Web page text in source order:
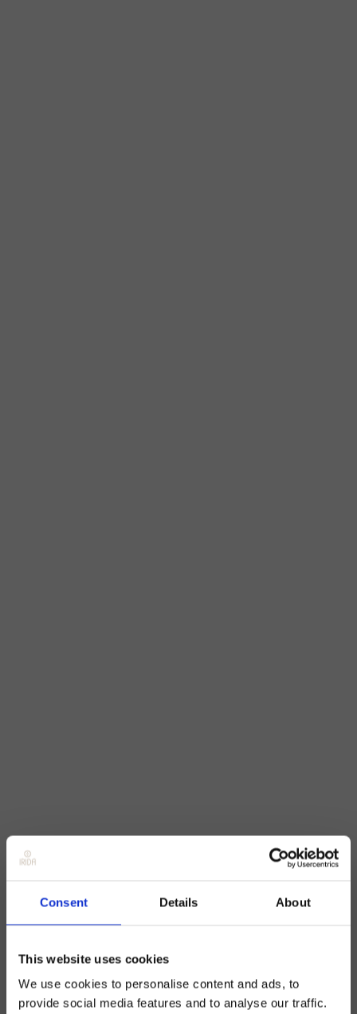
Consent Details About
This website uses cookies
We use cookies to personalise content and ads, to
provide social media features and to analyse our traffic.